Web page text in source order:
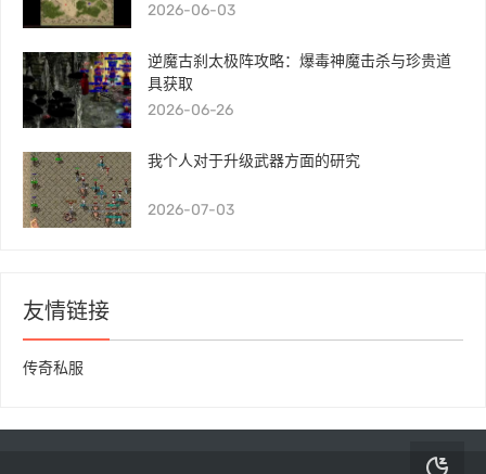
2026-06-03
逆魔古刹太极阵攻略：爆毒神魔击杀与珍贵道
具获取
2026-06-26
我个人对于升级武器方面的研究
2026-07-03
友情链接
传奇私服